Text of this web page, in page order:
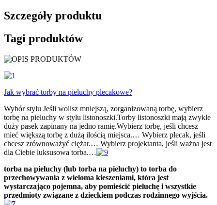
Szczegóły produktu
Tagi produktów
Jak wybrać torby na pieluchy plecakowe?
Wybór stylu Jeśli wolisz mniejszą, zorganizowaną torbę, wybierz
torbę na pieluchy w stylu listonoszki.Torby listonoszki mają zwykle
duży pasek zapinany na jedno ramię.Wybierz torbę, jeśli chcesz
mieć większą torbę z dużą ilością miejsca.… Wybierz plecak, jeśli
chcesz zrównoważyć ciężar.… Wybierz projektanta, jeśli ważna jest
dla Ciebie luksusowa torba.…
torba na pieluchy (lub torba na pieluchy) to torba do
przechowywania z wieloma kieszeniami, która jest
wystarczająco pojemna, aby pomieścić pieluchę i wszystkie
przedmioty związane z dzieckiem podczas rodzinnego wyjścia.